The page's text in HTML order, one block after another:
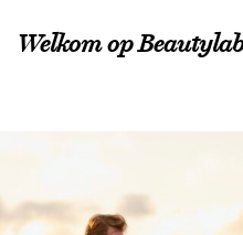
Welkom op